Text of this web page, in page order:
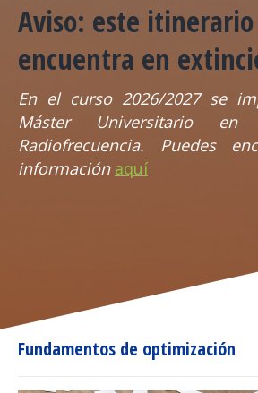
Aviso: este itinerario
encuentra en
En el curso 2026/2027 se
Máster Universitario en
Radiofrecuencia. Puedes
información aquí
Fundamentos de optimización